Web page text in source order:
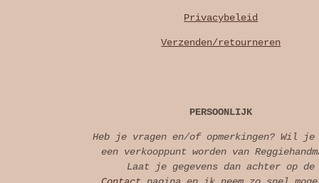
Privacybeleid
Verzenden/retourneren
PERSOONLIJK
Heb je vragen en/of opmerkingen? Wil je
een verkooppunt worden van
Laat je gegevens dan achter op de